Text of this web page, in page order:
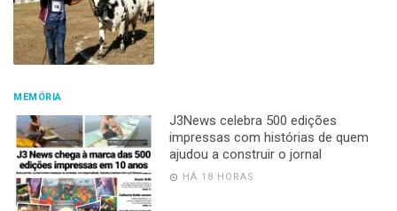
MEMÓRIA
J3News celebra 500 edições
impressas com histórias de quem
ajudou a construir o jornal
HÁ 18 HORAS